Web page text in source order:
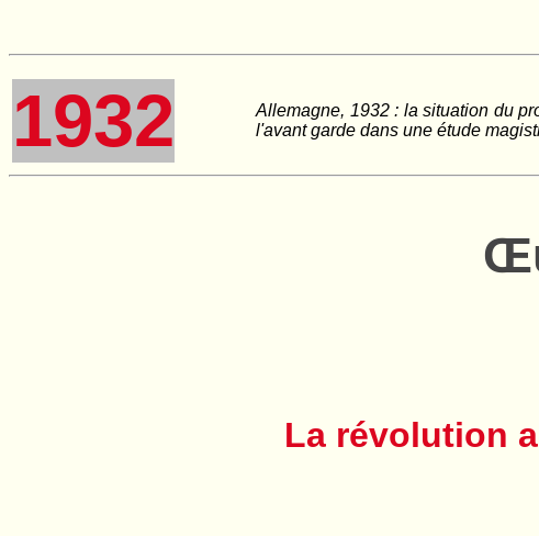
1932
Allemagne, 1932 : la situation du
l'avant garde dans une étude
La révolution